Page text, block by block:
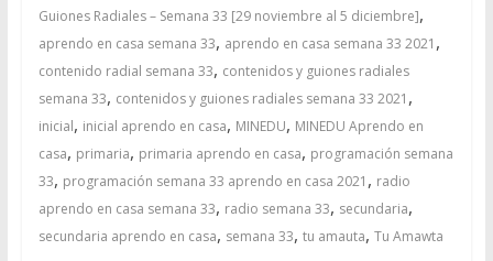
Guiones Radiales – Semana 33 [29 noviembre al 5 diciembre],
aprendo en casa semana 33, aprendo en casa semana 33 2021 ,
contenido radial semana 33, contenidos y guiones radiales
semana 33, contenidos y guiones radiales semana 33 2021 ,
inicial, inicial aprendo en casa, MINEDU, MINEDU Aprendo en
casa, primaria, primaria aprendo en casa, programación semana
33, programación semana 33 aprendo en casa 2021 , radio
aprendo en casa semana 33, radio semana 33, secundaria,
secundaria aprendo en casa, semana 33, tu amauta, Tu Amawta